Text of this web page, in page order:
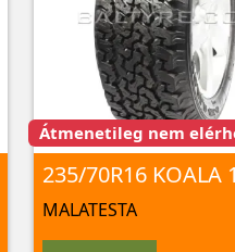
Átmenetileg nem
235/70R16 KOALA
MALATESTA